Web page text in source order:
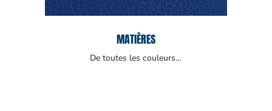
MATIÈRES
De toutes les couleurs…